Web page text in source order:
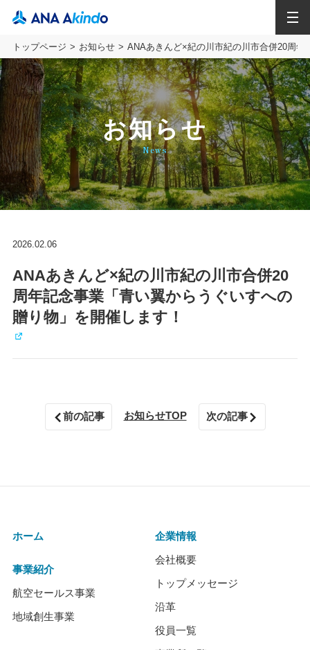
トップページ お知らせ ANAあきんど×紀の川市紀の川市合併20周
お知らせ
News
2026.02.06
ANAあきんど×紀の川市紀の川市合併20
周年記念事業「青い翼からうぐいすへの
贈り物」を開催します！
前の記事 お知らせTOP 次の記事
ホーム
事業紹介
航空セールス事業
地域創生事業
企業情報
会社概要
トップメッセージ
沿革
役員一覧